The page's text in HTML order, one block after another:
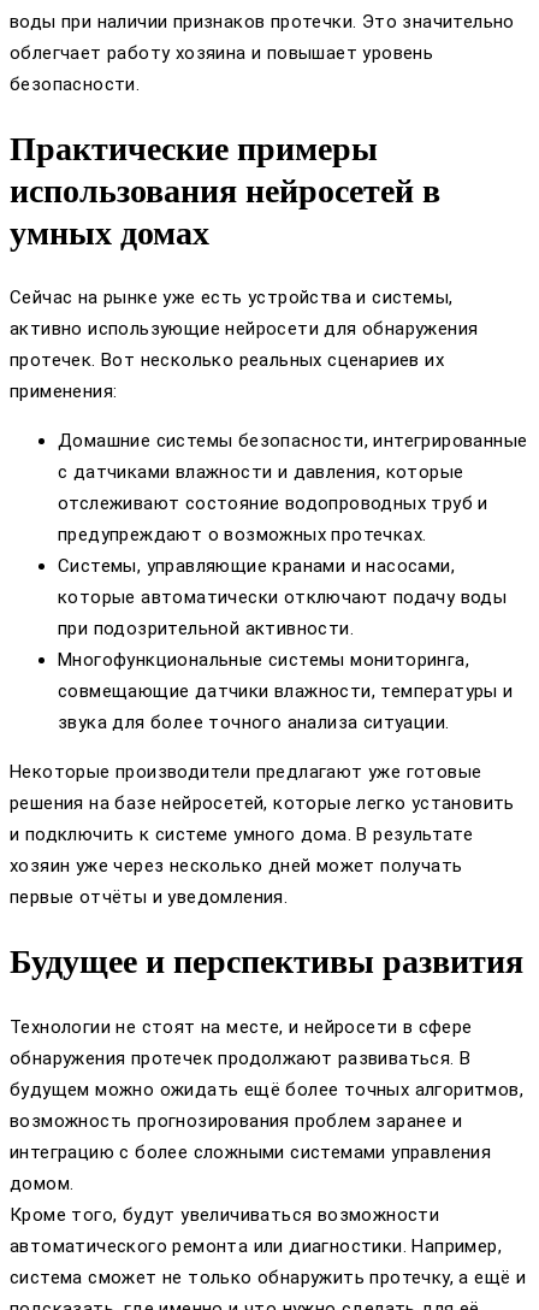
воды при наличии признаков протечки. Это значительно
облегчает работу хозяина и повышает уровень
безопасности.
Практические примеры
использования нейросетей в
умных домах
Сейчас на рынке уже есть устройства и системы,
активно использующие нейросети для обнаружения
протечек. Вот несколько реальных сценариев их
применения:
Домашние системы безопасности, интегрированные
с датчиками влажности и давления, которые
отслеживают состояние водопроводных труб и
предупреждают о возможных протечках.
Системы, управляющие кранами и насосами,
которые автоматически отключают подачу воды
при подозрительной активности.
Многофункциональные системы мониторинга,
совмещающие датчики влажности, температуры и
звука для более точного анализа ситуации.
Некоторые производители предлагают уже готовые
решения на базе нейросетей, которые легко установить
и подключить к системе умного дома. В результате
хозяин уже через несколько дней может получать
первые отчёты и уведомления.
Будущее и перспективы развития
Технологии не стоят на месте, и нейросети в сфере
обнаружения протечек продолжают развиваться. В
будущем можно ожидать ещё более точных алгоритмов,
возможность прогнозирования проблем заранее и
интеграцию с более сложными системами управления
домом.
Кроме того, будут увеличиваться возможности
автоматического ремонта или диагностики. Например,
система сможет не только обнаружить протечку, а ещё и